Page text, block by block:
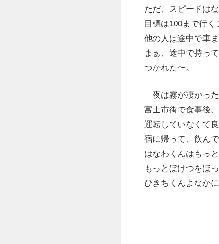
ただ、スピードは
目標は100まで行
他の人は途中で車
まぁ、途中で持っ
つかれた〜。
夜は霧が凄かっ
富士市街で食事後
運転していなくて
宿に帰って、飲ん
はなわくんはもっ
もっとぼけつをほ
ひきちくんよなか